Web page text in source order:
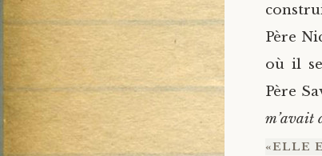
Père
où il
Père
m’avait
«ELLE